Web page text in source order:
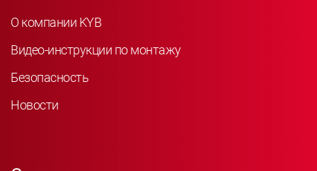
О компании KYB
Видео-инструкции по монтажу
Безопасность
Новости